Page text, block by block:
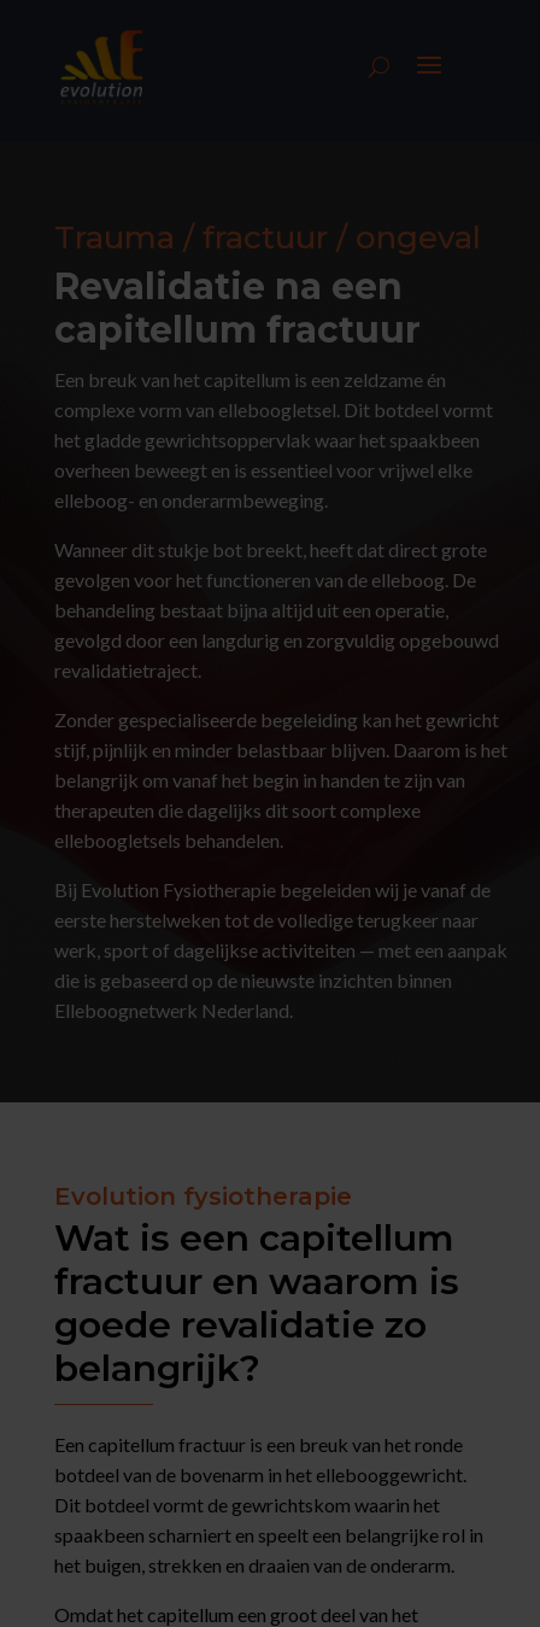
Trauma / fractuur / ongeval
Revalidatie na een
capitellum fractuur
Een breuk van het capitellum is een zeldzame én
complexe vorm van elleboogletsel. Dit botdeel vormt
het gladde gewrichtsoppervlak waar het spaakbeen
overheen beweegt en is essentieel voor vrijwel elke
elleboog- en onderarmbeweging.
Wanneer dit stukje bot breekt, heeft dat direct grote
gevolgen voor het functioneren van de elleboog. De
behandeling bestaat bijna altijd uit een operatie,
gevolgd door een langdurig en zorgvuldig opgebouwd
revalidatietraject.
Zonder gespecialiseerde begeleiding kan het gewricht
stijf, pijnlijk en minder belastbaar blijven. Daarom is het
belangrijk om vanaf het begin in handen te zijn van
therapeuten die dagelijks dit soort complexe
elleboogletsels behandelen.
Bij Evolution Fysiotherapie begeleiden wij je vanaf de
eerste herstelweken tot de volledige terugkeer naar
werk, sport of dagelijkse activiteiten — met een aanpak
die is gebaseerd op de nieuwste inzichten binnen
Elleboognetwerk Nederland.
Evolution fysiotherapie
Wat is een capitellum
fractuur en waarom is
goede revalidatie zo
belangrijk?
Een capitellum fractuur is een breuk van het ronde
botdeel van de bovenarm in het ellebooggewricht.
Dit botdeel vormt de gewrichtskom waarin het
spaakbeen scharniert en speelt een belangrijke rol in
het buigen, strekken en draaien van de onderarm.
Omdat het capitellum een groot deel van het